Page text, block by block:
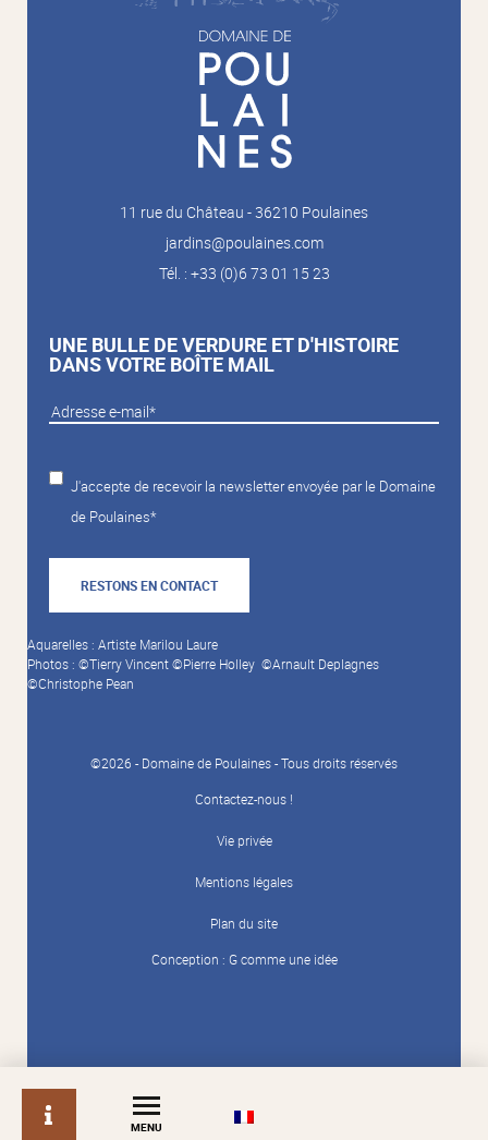
info
MENU
11 rue du Château - 36210 Poulaines
jardins@poulaines.com
Tél. : +33 (0)6 73 01 15 23
UNE BULLE DE VERDURE ET D'HISTOIRE
DANS VOTRE BOÎTE MAIL
J'accepte de recevoir la newsletter envoyée par le Domaine
de Poulaines*
RESTONS EN CONTACT
Aquarelles : Artiste Marilou Laure
Photos : ©Tierry Vincent ©Pierre Holley ©Arnault Deplagnes
©Christophe Pean
©2026 - Domaine de Poulaines - Tous droits réservés
Contactez-nous !
Vie privée
Mentions légales
Plan du site
Conception : G comme une idée